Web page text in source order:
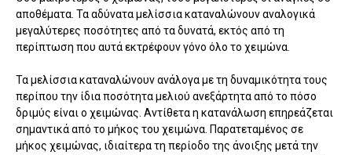
αποθέματα. Τα αδύνατα μελίσσια καταναλώνουν αναλογικά
μεγαλύτερες ποσότητες από τα δυνατά, εκτός από τη
περίπτωση που αυτά εκτρέφουν γόνο όλο το χειμώνα.
Τα μελίσσια καταναλώνουν ανάλογα με τη δυναμικότητα τους
περίπου την ίδια ποσότητα μελιού ανεξάρτητα από το πόσο
δριμύς είναι ο χειμώνας. Αντίθετα η κατανάλωση επηρεάζεται
σημαντικά από το μήκος του χειμώνα. Παρατεταμένος σε
μήκος χειμώνας, ιδιαίτερα τη περίοδο της άνοιξης μετά την